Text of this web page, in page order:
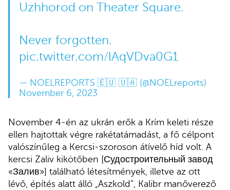
Uzhhorod on Theater Square.
Never forgotten.
pic.twitter.com/lAqVDva0G1
— NOELREPORTS 🇪🇺 🇺🇦 (@NOELreports)
November 6, 2023
November 4-én az ukrán erők a Krím keleti része
ellen hajtottak végre rakétatámadást, a fő célpont
valószínűleg a Kercsi-szoroson átívelő híd volt. A
kercsi Zaliv kikötőben [Судостроительный завод
«Залив»] található létesítmények, illetve az ott
lévő, építés alatt álló „Aszkold”, Kalibr manőverező